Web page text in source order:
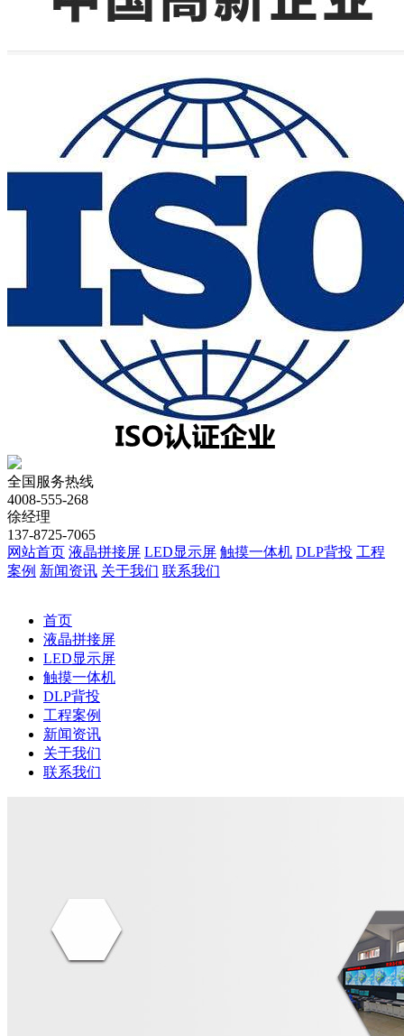
全国服务热线
4008-555-268
徐经理
137-8725-7065
网站首页 液晶拼接屏 LED显示屏 触摸一体机 DLP背投 工程
案例 新闻资讯 关于我们 联系我们
首页
液晶拼接屏
LED显示屏
触摸一体机
DLP背投
工程案例
新闻资讯
关于我们
联系我们